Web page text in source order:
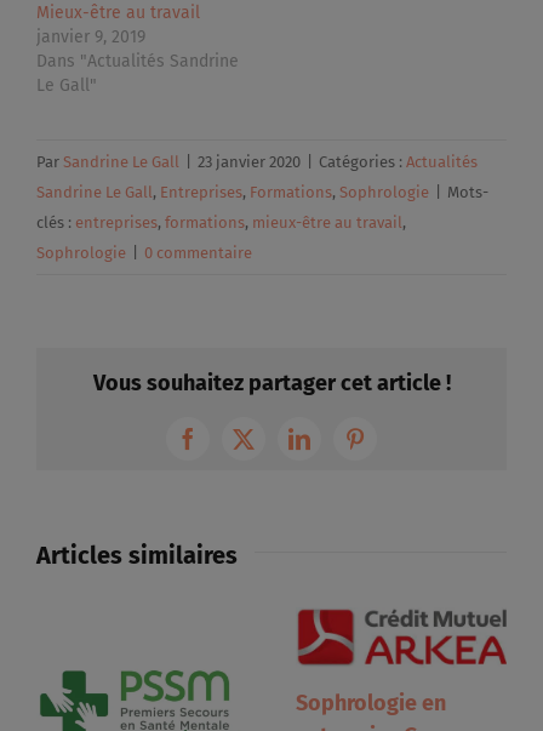
Mieux-être au travail
janvier 9, 2019
Dans "Actualités Sandrine
Le Gall"
Par Sandrine Le Gall 23 janvier 2020 Catégories : Actualités
Sandrine Le Gall , Entreprises, Formations, Sophrologie
Mots-
clés : entreprises, formations, mieux-être au travail ,
Sophrologie
0 commentaire
Vous souhaitez partager cet article !
Facebook
X LinkedInPinterest
Articles similaires
Sophrologie en